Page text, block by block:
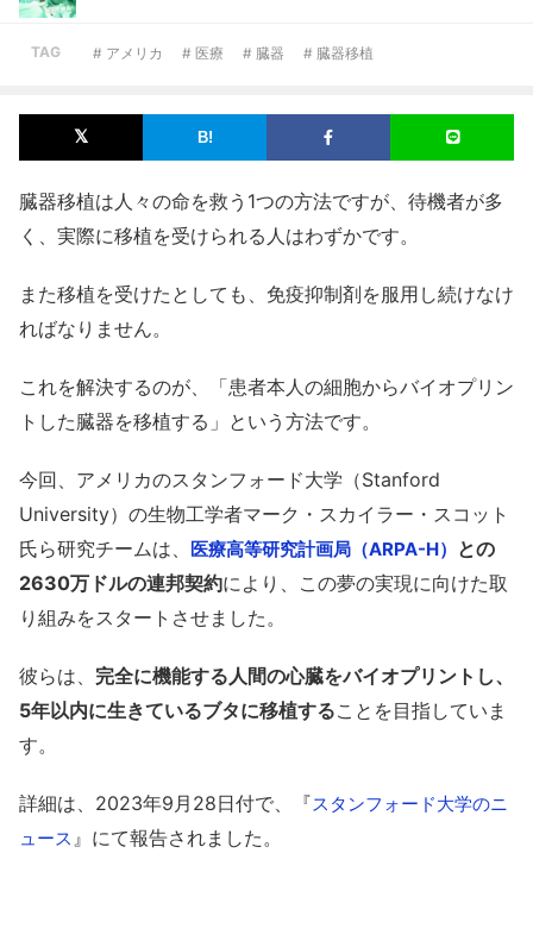
TAG # アメリカ # 医療 # 臓器 # 臓器移植
臓器移植は人々の命を救う1つの方法ですが、待機者が多
く、実際に移植を受けられる人はわずかです。
また移植を受けたとしても、免疫抑制剤を服用し続けなけ
ればなりません。
これを解決するのが、「患者本人の細胞からバイオプリン
トした臓器を移植する」という方法です。
今回、アメリカのスタンフォード大学（Stanford
University）の生物工学者マーク・スカイラー・スコット
氏ら研究チームは、 医療高等研究計画局（ARPA-H） との
2630万ドルの連邦契約により、この夢の実現に向けた取
り組みをスタートさせました。
彼らは、 完全に機能する人間の心臓をバイオプリントし、
5年以内に生きているブタに移植することを目指していま
す。
詳細は、2023年9月28日付で、『スタンフォード大学のニ
ュース 』にて報告されました。